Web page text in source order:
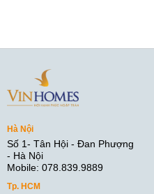
Hà Nội
Số 1- Tân Hội - Đan Phượng
- Hà Nội
Mobile: 078.839.9889
Tp. HCM